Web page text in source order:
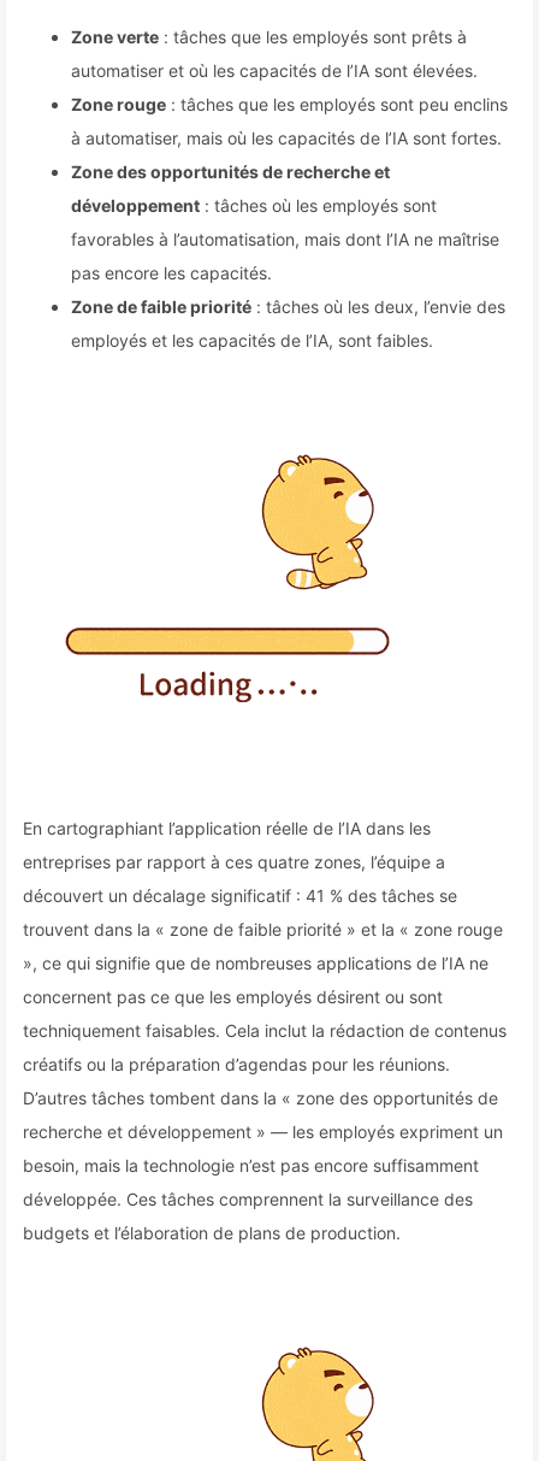
Zone verte : tâches que les employés sont prêts à
automatiser et où les capacités de l’IA sont élevées.
Zone rouge : tâches que les employés sont peu enclins
à automatiser, mais où les capacités de l’IA sont fortes.
Zone des opportunités de recherche et
développement : tâches où les employés sont
favorables à l’automatisation, mais dont l’IA ne maîtrise
pas encore les capacités.
Zone de faible priorité : tâches où les deux, l’envie des
employés et les capacités de l’IA, sont faibles.
En cartographiant l’application réelle de l’IA dans les
entreprises par rapport à ces quatre zones, l’équipe a
découvert un décalage significatif : 41 % des tâches se
trouvent dans la « zone de faible priorité » et la « zone rouge
», ce qui signifie que de nombreuses applications de l’IA ne
concernent pas ce que les employés désirent ou sont
techniquement faisables. Cela inclut la rédaction de contenus
créatifs ou la préparation d’agendas pour les réunions.
D’autres tâches tombent dans la « zone des opportunités de
recherche et développement » — les employés expriment un
besoin, mais la technologie n’est pas encore suffisamment
développée. Ces tâches comprennent la surveillance des
budgets et l’élaboration de plans de production.